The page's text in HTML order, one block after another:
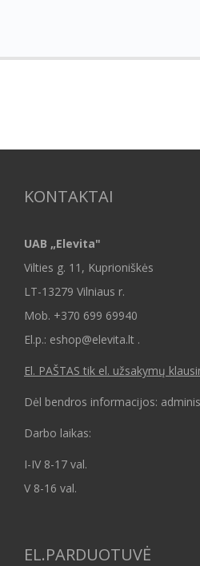
KONTAKTAI
UAB „Elevita"
Vilties g. 11, Kuprioniškės
LT-13279 Vilniaus r.
Mob. +370 699 69940
El.p.: eshop@elevita.lt .
El. PAŠTAS tik el. užsakymų
Dėl bendros informacijos:
Darbo laikas:
I-IV 8-17 val.
V 8-16 val.
EL.PARDUOTUVĖ